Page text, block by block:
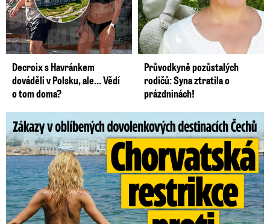
Decroix s Havránkem
dováděli v Polsku, ale… Vědí
o tom doma?
Průvodkyně pozůstalých
rodičů: Syna ztratila o
prázdninách!
Zákazy v dovolenkových rájích: Restrikce proti naháčům!